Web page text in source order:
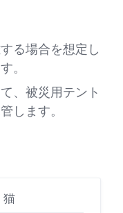
る場合を想定し
。
、被災用テント
します。
猫